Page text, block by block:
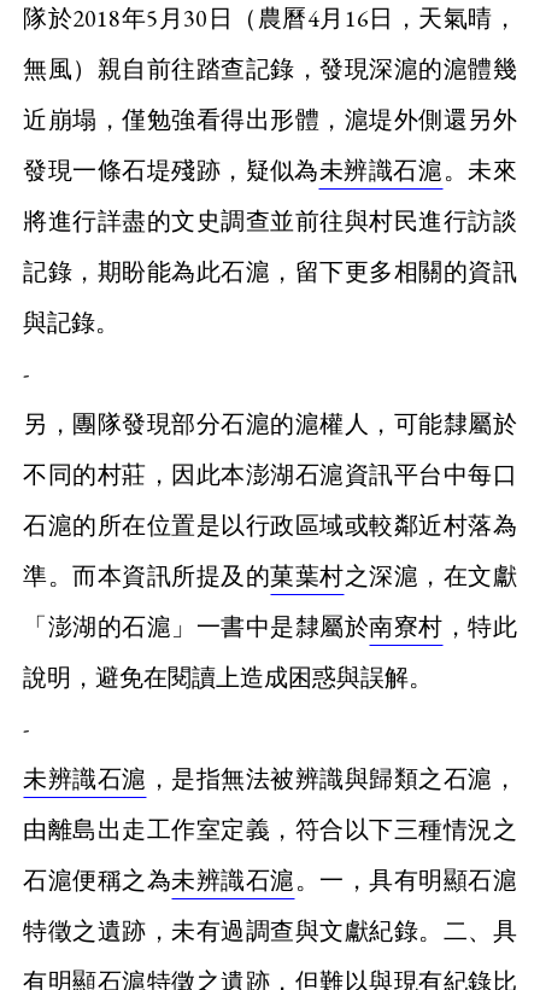
隊於2018年5月30日（農曆4月16日，天氣晴，
無風）親自前往踏查記錄，發現深滬的滬體幾
近崩塌，僅勉強看得出形體，滬堤外側還另外
發現一條石堤殘跡，疑似為未辨識石滬。未來
將進行詳盡的文史調查並前往與村民進行訪談
記錄，期盼能為此石滬，留下更多相關的資訊
與記錄。
-
另，團隊發現部分石滬的滬權人，可能隸屬於
不同的村莊，因此本澎湖石滬資訊平台中每口
石滬的所在位置是以行政區域或較鄰近村落為
準。而本資訊所提及的菓葉村之深滬，在文獻
「澎湖的石滬」一書中是隸屬於南寮村 ，特此
說明，避免在閱讀上造成困惑與誤解。
-
未辨識石滬 ，是指無法被辨識與歸類之石滬，
由離島出走工作室定義，符合以下三種情況之
石滬便稱之為未辨識石滬。一，具有明顯石滬
特徵之遺跡，未有過調查與文獻紀錄。二、具
有明顯石滬特徵之遺跡，但難以與現有紀錄比